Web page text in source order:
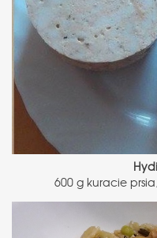
600 g kuracie